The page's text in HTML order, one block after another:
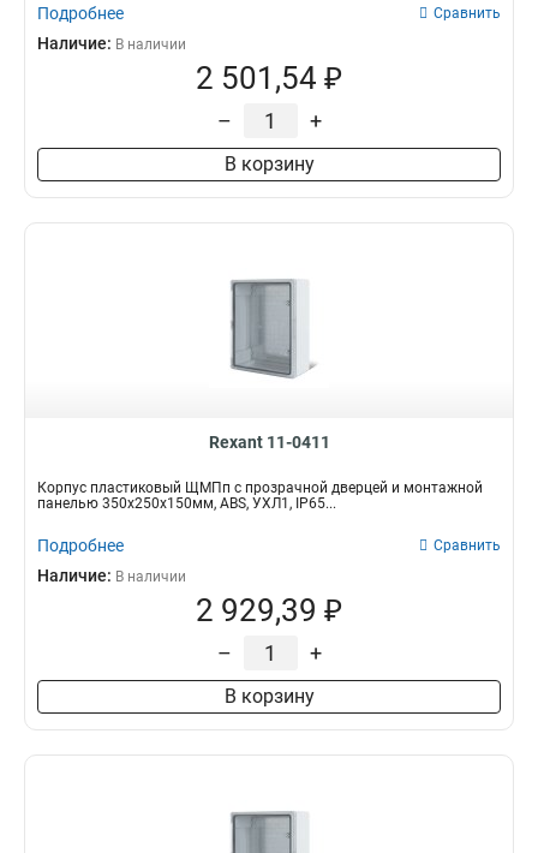
Подробнее Сравнить
Наличие: В наличии
2 501,54 ₽
– +
В корзину
Rexant 11-0411
Корпус пластиковый ЩМПп с прозрачной дверцей и монтажной
панелью 350х250х150мм, ABS, УХЛ1, IP65...
Подробнее Сравнить
Наличие: В наличии
2 929,39 ₽
– +
В корзину